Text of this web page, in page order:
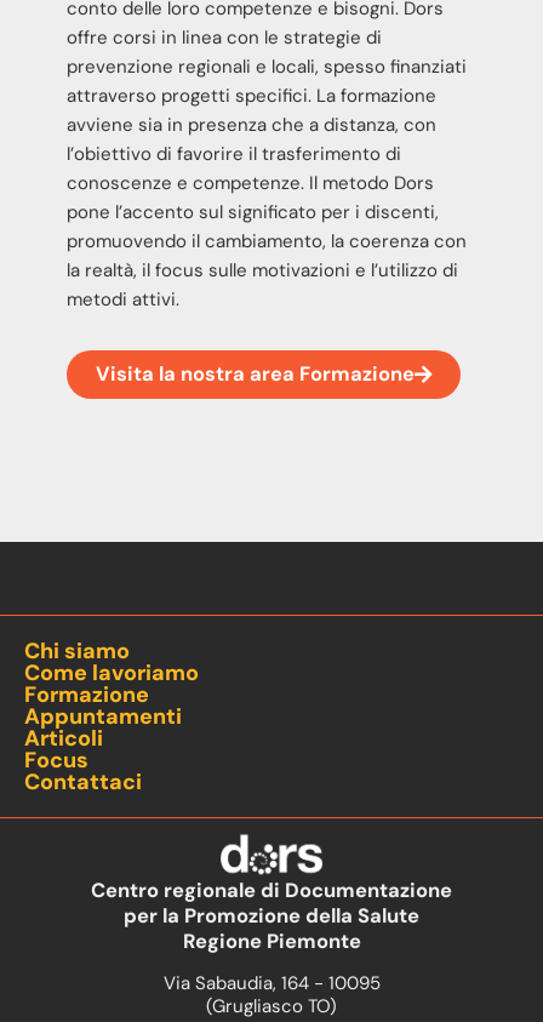
conto delle loro competenze e bisogni. Dors
offre corsi in linea con le strategie di
prevenzione regionali e locali, spesso finanziati
attraverso progetti specifici. La formazione
avviene sia in presenza che a distanza, con
l’obiettivo di favorire il trasferimento di
conoscenze e competenze. Il metodo Dors
pone l’accento sul significato per i discenti,
promuovendo il cambiamento, la coerenza con
la realtà, il focus sulle motivazioni e l’utilizzo di
metodi attivi.
Visita la nostra area Formazione
Chi siamo
Come lavoriamo
Formazione
Appuntamenti
Articoli
Focus
Contattaci
Centro regionale di Documentazione
per la Promozione della Salute
Regione Piemonte
Via Sabaudia, 164 - 10095
(Grugliasco TO)